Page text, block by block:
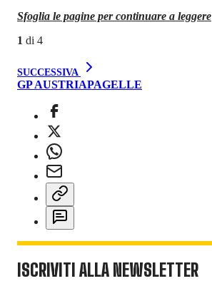
Sfoglia le pagine per continuare a leggere
1 di 4
SUCCESSIVA
GP AUSTRIAPAGELLE
ISCRIVITI ALLA NEWSLETTER